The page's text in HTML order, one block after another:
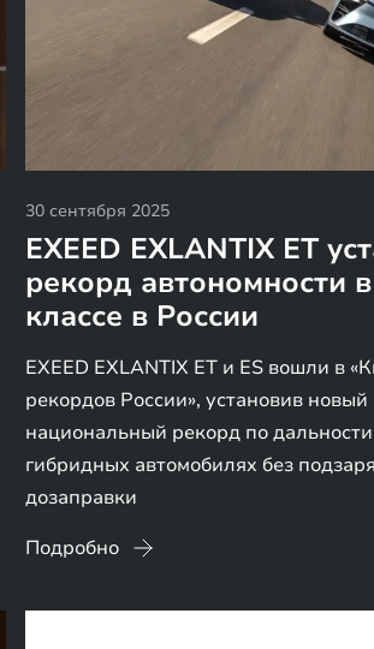
30 сентября 2025
EXEED EXLANTIX ET
рекорд автономности
классе в России
EXEED EXLANTIX ET и ES вошли в
рекордов России», установив новый
национальный рекорд по
гибридных автомобилях без
дозаправки
Подробно